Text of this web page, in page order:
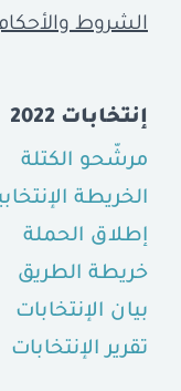
الشروط والأحكام
إنتخابات 2022
مرشّحو الكتلة
الخريطة الإنتخابية
إطلاق الحملة
خريطة الطريق
بيان الإنتخابات
تقرير الإنتخابات